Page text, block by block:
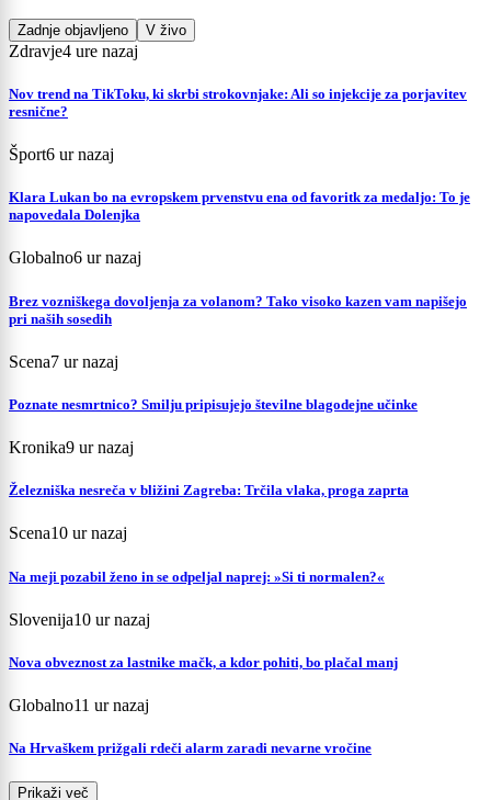
Zadnje objavljeno V živo
Zdravje4 ure nazaj
Nov trend na TikToku, ki skrbi strokovnjake: Ali so injekcije za porjavitev
resnične?
Šport6 ur nazaj
Klara Lukan bo na evropskem prvenstvu ena od favoritk za medaljo: To je
napovedala Dolenjka
Globalno6 ur nazaj
Brez vozniškega dovoljenja za volanom? Tako visoko kazen vam napišejo
pri naših sosedih
Scena7 ur nazaj
Poznate nesmrtnico? Smilju pripisujejo številne blagodejne učinke
Kronika9 ur nazaj
Železniška nesreča v bližini Zagreba: Trčila vlaka, proga zaprta
Scena10 ur nazaj
Na meji pozabil ženo in se odpeljal naprej: »Si ti normalen?«
Slovenija10 ur nazaj
Nova obveznost za lastnike mačk, a kdor pohiti, bo plačal manj
Globalno11 ur nazaj
Na Hrvaškem prižgali rdeči alarm zaradi nevarne vročine
Prikaži več